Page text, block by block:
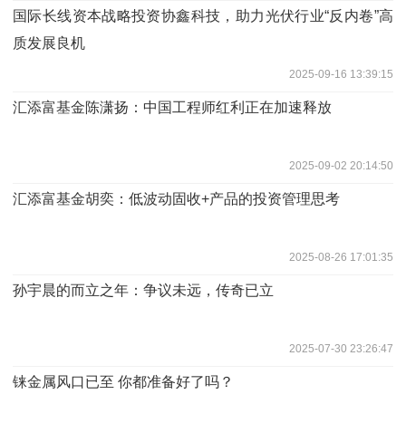
国际长线资本战略投资协鑫科技，助力光伏行业“反内卷”高
质发展良机
2025-09-16 13:39:15
汇添富基金陈潇扬：中国工程师红利正在加速释放
2025-09-02 20:14:50
汇添富基金胡奕：低波动固收+产品的投资管理思考
2025-08-26 17:01:35
孙宇晨的而立之年：争议未远，传奇已立
2025-07-30 23:26:47
铼金属风口已至 你都准备好了吗？